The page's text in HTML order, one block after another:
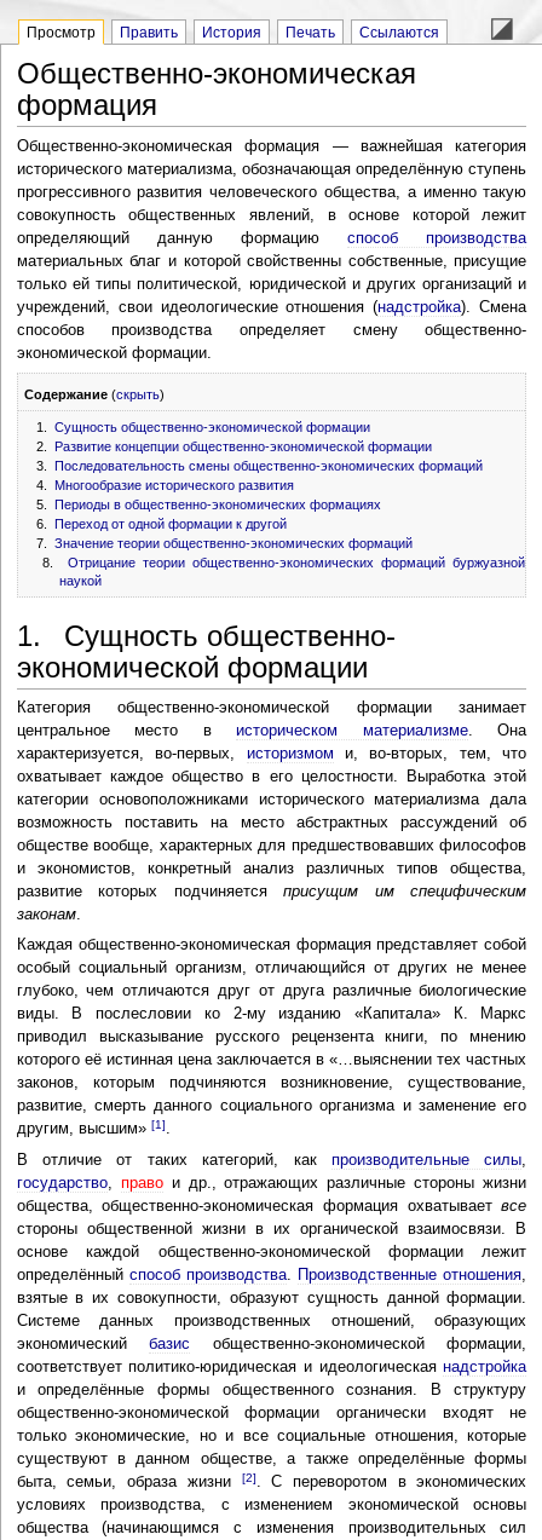
Просмотр Править История Печать Ссылаются
Общественно-экономическая
формация
Общественно-экономическая формация — важнейшая категория
исторического материализма, обозначающая определённую ступень
прогрессивного развития человеческого общества, а именно такую
совокупность общественных явлений, в основе которой лежит
определяющий данную формациюспособ производства
материальных благ и которой свойственны собственные, присущие
только ей типы политической, юридической и других организаций и
учреждений, свои идеологические отношения (надстройка). Смена
способов производства определяет смену общественно-
экономической формации.
Содержание(скрыть)
1. Сущность общественно-экономической формации
2. Развитие концепции общественно-экономической формации
3. Последовательность смены общественно-экономических формаций
4. Многообразие исторического развития
5. Периоды в общественно-экономических формациях
6. Переход от одной формации к другой
7. Значение теории общественно-экономических формаций
8.Отрицание теории общественно-экономических формаций буржуазной
наукой
1. Сущность общественно-
экономической формации
Категория общественно-экономической формации занимает
центральное место висторическом материализме. Она
характеризуется, во-первых, историзмом и, во-вторых, тем, что
охватывает каждое общество в его целостности. Выработка этой
категории основоположниками исторического материализма дала
возможность поставить на место абстрактных рассуждений об
обществе вообще, характерных для предшествовавших философов
и экономистов, конкретный анализ различных типов общества,
развитие которых подчиняетсяприсущим им специфическим
законам.
Каждая общественно-экономическая формация представляет собой
особый социальный организм, отличающийся от других не менее
глубоко, чем отличаются друг от друга различные биологические
виды. В послесловии ко 2-му изданию «Капитала» К. Маркс
приводил высказывание русского рецензента книги, по мнению
которого её истинная цена заключается в «…выяснении тех частных
законов, которым подчиняются возникновение, существование,
развитие, смерть данного социального организма и заменение его
другим, высшим» [1].
В отличие от таких категорий, как производительные силы
государство, правои др., отражающих различные стороны жизни
общества, общественно-экономическая формация охватываетвсе
стороны общественной жизни в их органической взаимосвязи. В
основе каждой общественно-экономической формации лежит
определённый способ производства Производственные отношения
взятые в их совокупности, образуют сущность данной формации.
Системе данных производственных отношений, образующих
экономическийбазис общественно-экономической формации,
соответствует политико-юридическая и идеологическаянадстройка
и определённые формы общественного сознания. В структуру
общественно-экономической формации органически входят не
только экономические, но и все социальные отношения, которые
существуют в данном обществе, а также определённые формы
быта, семьи, образа жизни
[2]
. С переворотом в экономических
условиях производства, с изменением экономической основы
общества (начинающимся с изменения производительных сил